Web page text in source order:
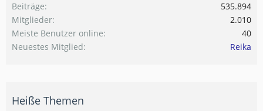
Beiträge
535.894
Mitglieder
2.010
Meiste Benutzer online
40
Neuestes Mitglied
Reika
Heiße Themen